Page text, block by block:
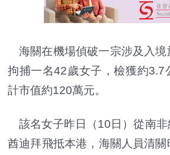
海關在機場偵破一宗涉及入境
拘捕一名42歲女子，檢獲約3.7
計市值約120萬元。
該名女子昨日（10日）從南
酋迪拜飛抵本港，海關人員清